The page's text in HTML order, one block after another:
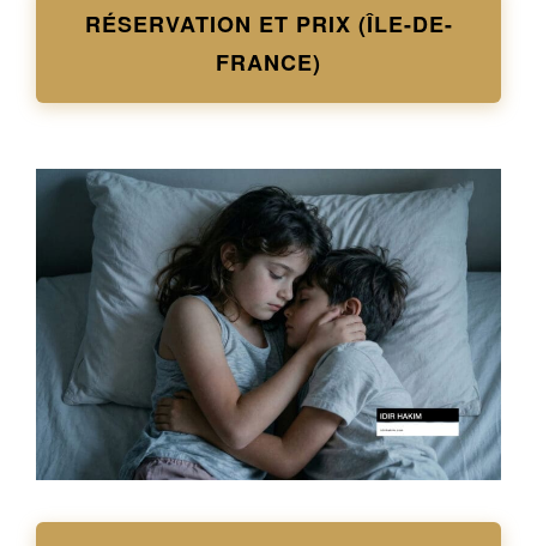
RÉSERVATION ET PRIX (ÎLE-DE-
FRANCE)